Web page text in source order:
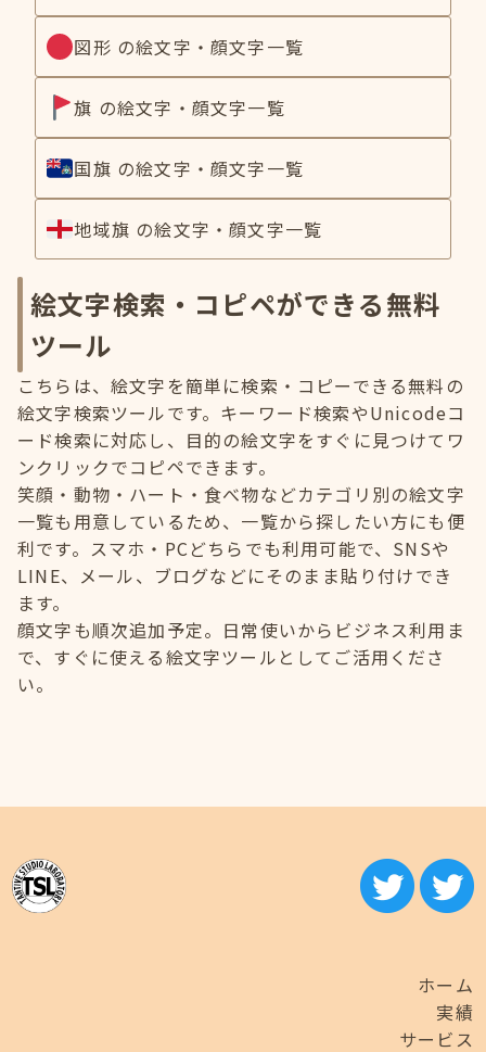
図形 の絵文字・顔文字一覧
旗 の絵文字・顔文字一覧
国旗 の絵文字・顔文字一覧
地域旗 の絵文字・顔文字一覧
絵文字検索・コピペができる無料
ツール
こちらは、絵文字を簡単に検索・コピーできる無料の
絵文字検索ツールです。キーワード検索やUnicodeコ
ード検索に対応し、目的の絵文字をすぐに見つけてワ
ンクリックでコピペできます。
笑顔・動物・ハート・食べ物などカテゴリ別の絵文字
一覧も用意しているため、一覧から探したい方にも便
利です。スマホ・PCどちらでも利用可能で、SNSや
LINE、メール、ブログなどにそのまま貼り付けでき
ます。
顔文字も順次追加予定。日常使いからビジネス利用ま
で、すぐに使える絵文字ツールとしてご活用くださ
い。
ホーム
実績
サービス